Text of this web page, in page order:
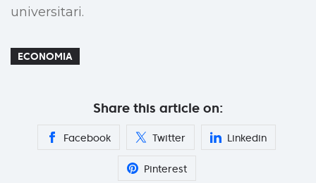
universitari.
ECONOMIA
Share this article on:
Facebook Twitter Linkedin
Pinterest